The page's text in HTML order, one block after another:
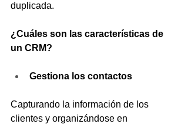
duplicada.
¿Cuáles son las características de
un CRM?
Gestiona los contactos
Capturando la información de los
clientes y organizándose en